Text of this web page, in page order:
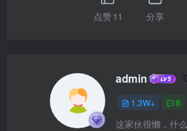
点赞11 分享
admin
1.3W+ 6
这家伙很懒，什